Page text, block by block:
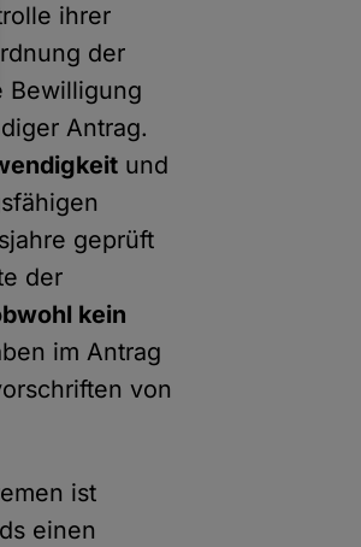
ihrer
der
Bewilligung
Antrag.
und
geprüft
der
kein
im Antrag
von
ist
einen